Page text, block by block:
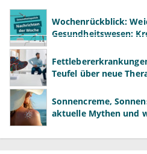
Wochenrückblick:
Gesundheitswesen:
Teufel über neue
Sonnencreme,
aktuelle Mythen und